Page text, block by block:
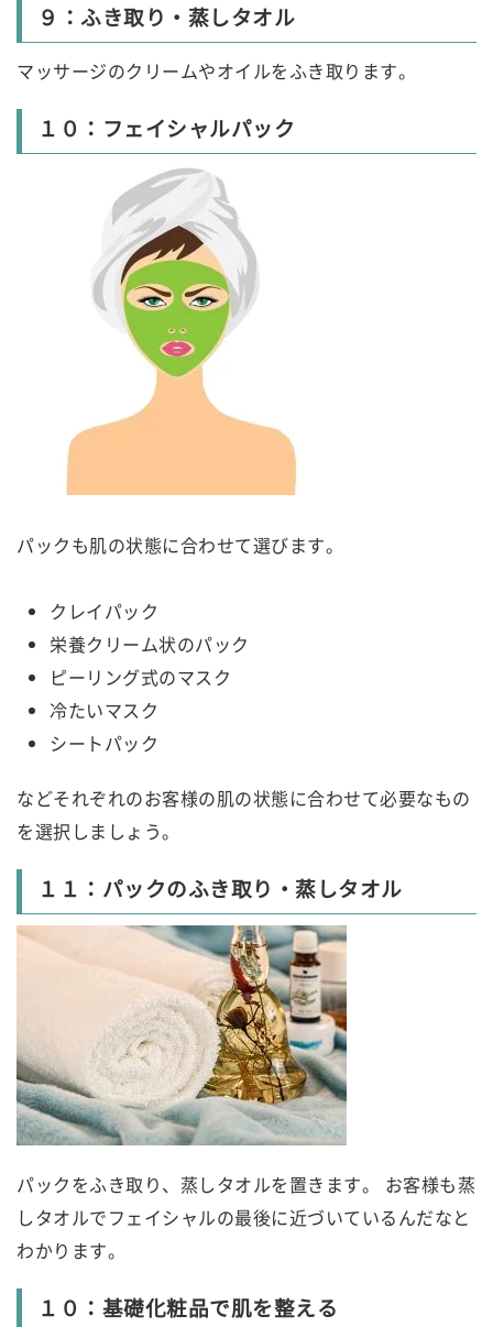
９：ふき取り・蒸しタオル
マッサージのクリームやオイルをふき取ります。
１０：フェイシャルパック
パックも肌の状態に合わせて選びます。
クレイパック
栄養クリーム状のパック
ピーリング式のマスク
冷たいマスク
シートパック
などそれぞれのお客様の肌の状態に合わせて必要なもの
を選択しましょう。
１１：パックのふき取り・蒸しタオル
パックをふき取り、蒸しタオルを置きます。 お客様も蒸
しタオルでフェイシャルの最後に近づいているんだなと
わかります。
１０：基礎化粧品で肌を整える